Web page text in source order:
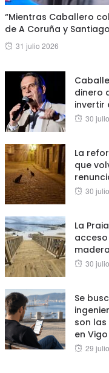
“Mientras Caballero
de A Coruña y
Posted
31 julio 2026
dinero
invertir
Posted
30
La
que
Posted
30
La
madera
Posted
30
Se
son
en Vigo
Posted
29